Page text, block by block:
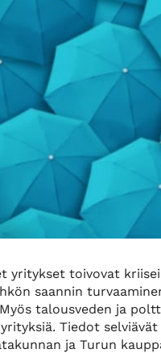
yritykset toivovat
saannin
talousveden ja
Tiedot
ja Turun